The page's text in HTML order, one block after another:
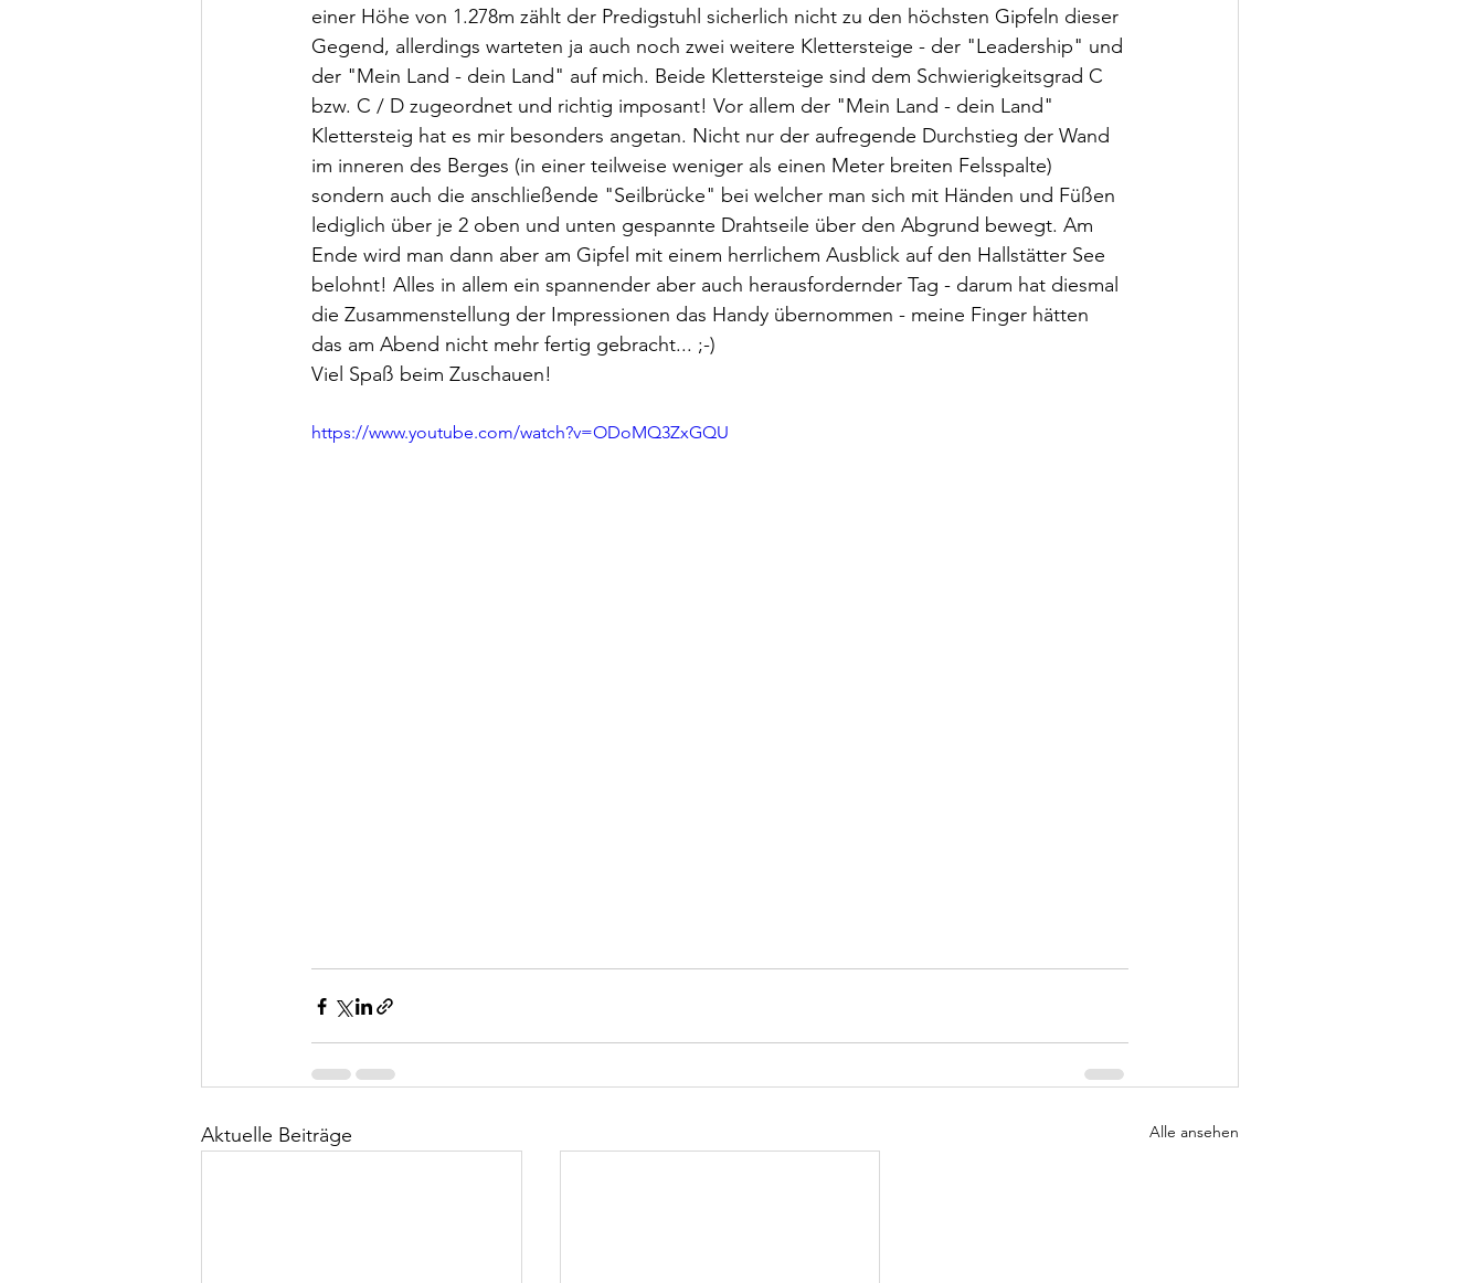
einer Höhe von 1.278m zählt der Predigstuhl sicherlich nicht zu den höchsten Gipfeln dieser
Gegend, allerdings warteten ja auch noch zwei weitere Klettersteige - der "Leadership" und
der "Mein Land - dein Land" auf mich. Beide Klettersteige sind dem Schwierigkeitsgrad C
bzw. C / D zugeordnet und richtig imposant! Vor allem der "Mein Land - dein Land"
Klettersteig hat es mir besonders angetan. Nicht nur der aufregende Durchstieg der Wand
im inneren des Berges (in einer teilweise weniger als einen Meter breiten Felsspalte)
sondern auch die anschließende "Seilbrücke" bei welcher man sich mit Händen und Füßen
lediglich über je 2 oben und unten gespannte Drahtseile über den Abgrund bewegt. Am
Ende wird man dann aber am Gipfel mit einem herrlichem Ausblick auf den Hallstätter See
belohnt! Alles in allem ein spannender aber auch herausfordernder Tag - darum hat diesmal
die Zusammenstellung der Impressionen das Handy übernommen - meine Finger hätten
das am Abend nicht mehr fertig gebracht... ;-)
Viel Spaß beim Zuschauen!
https://www.youtube.com/watch?v=ODoMQ3ZxGQU
Aktuelle Beiträge Alle ansehen